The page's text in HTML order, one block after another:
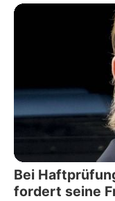
Bei
fordert seine